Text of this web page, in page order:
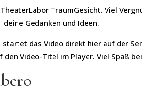
TraumGesicht. Viel
deine Gedanken und Ideen.
startet das Video direkt hier auf der
den Video-Titel im Player. Viel Spaß